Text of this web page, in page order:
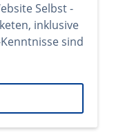
Selbst -
inklusive
sind